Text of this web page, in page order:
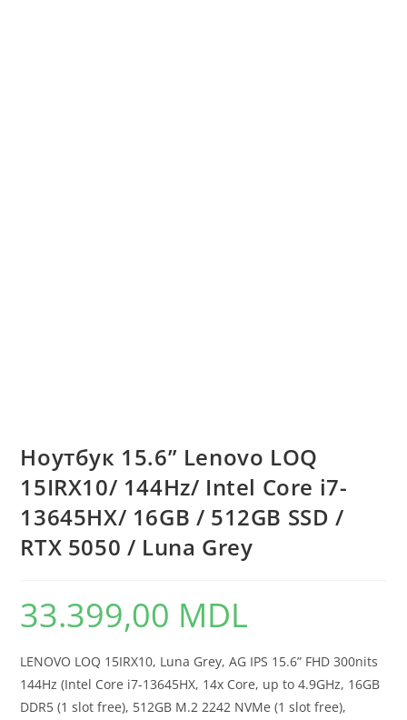
Ноутбук 15.6” Lenovo LOQ
15IRX10/ 144Hz/ Intel Core i7-
13645HX/ 16GB / 512GB SSD /
RTX 5050 / Luna Grey
33.399,00 MDL
LENOVO LOQ 15IRX10, Luna Grey, AG IPS 15.6” FHD 300nits
144Hz (Intel Core i7-13645HX, 14x Core, up to 4.9GHz, 16GB
DDR5 (1 slot free), 512GB M.2 2242 NVMe (1 slot free),